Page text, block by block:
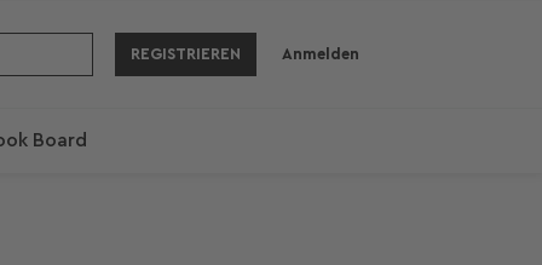
Board
REGISTRIEREN Anmelden